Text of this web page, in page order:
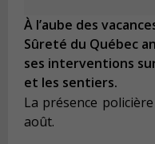
À l’aube des
Sûreté du Québec
ses interventions
et les sentiers.
La présence
août.